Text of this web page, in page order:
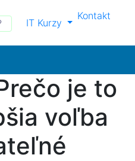
IT Kurzy
Kontakt
je to
voľba